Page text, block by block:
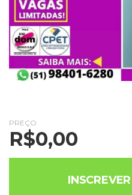
PREÇO
R$0,00
INSCREVER